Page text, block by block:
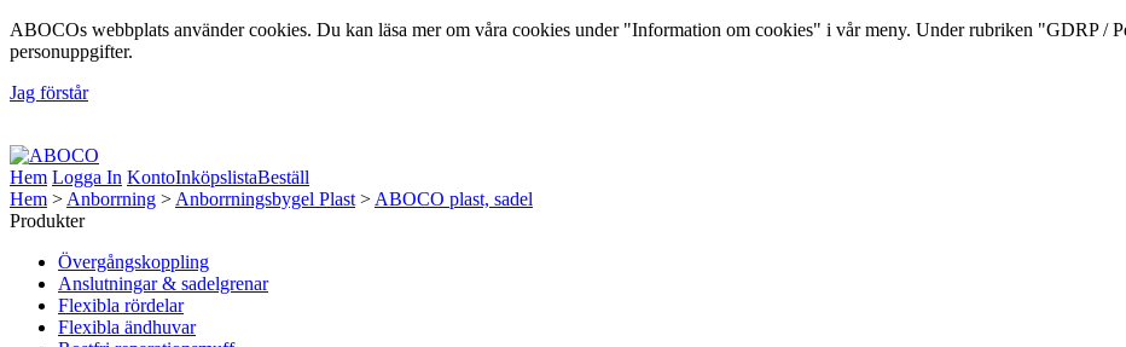
ABOCOs webbplats använder cookies. Du kan läsa mer om våra cookies under "Information om cookies" i vår meny. Under rubriken "GDRP /
personuppgifter.
Jag förstår
Hem Logga In KontoInköpslistaBeställ
Hem > Anborrning > Anborrningsbygel Plast > ABOCO plast, sadel
Produkter
Övergångskoppling
Anslutningar & sadelgrenar
Flexibla rördelar
Flexibla ändhuvar